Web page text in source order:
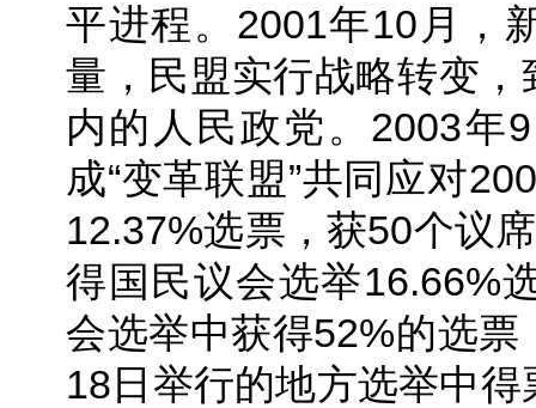
平进程。2001年10月，
量，民盟实行战略转变
内的人民政党。2003年
成“变革联盟”共同应对
12.37%选票，获50个议
得国民议会选举16.66%
会选举中获得52%的选
18日举行的地方选举中